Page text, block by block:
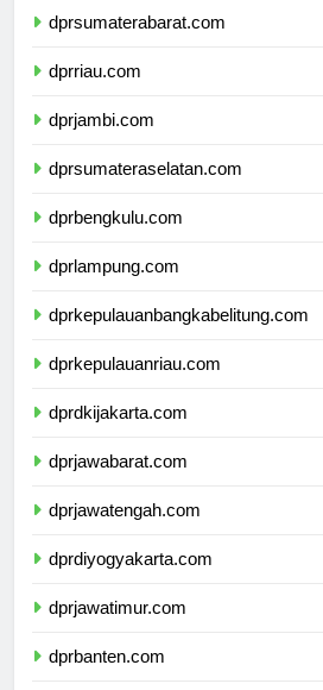
dprsumaterabarat.com
dprriau.com
dprjambi.com
dprsumateraselatan.com
dprbengkulu.com
dprlampung.com
dprkepulauanbangkabelitung.com
dprkepulauanriau.com
dprdkijakarta.com
dprjawabarat.com
dprjawatengah.com
dprdiyogyakarta.com
dprjawatimur.com
dprbanten.com